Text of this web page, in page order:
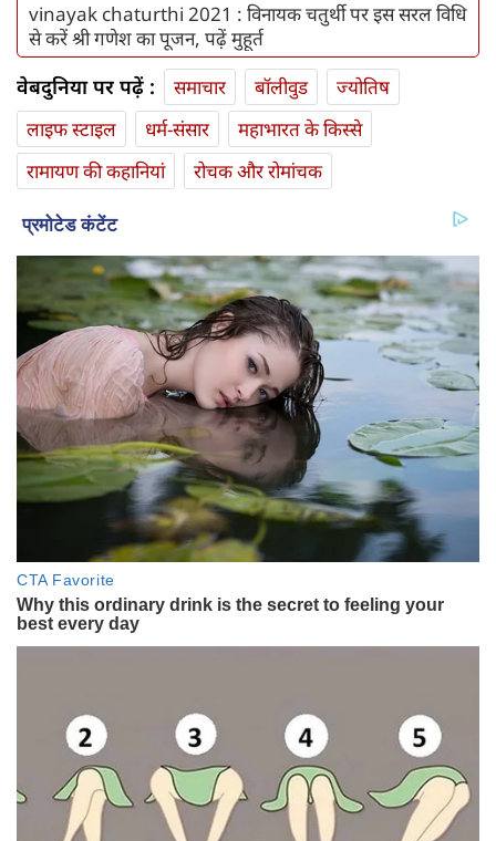
vinayak chaturthi 2021 : विनायक चतुर्थी पर इस सरल विधि
से करें श्री गणेश का पूजन, पढ़ें मुहूर्त
वेबदुनिया पर पढ़ें : समाचार बॉलीवुड
ज्योतिष
लाइफ स्‍टाइल
धर्म-संसार
महाभारत के किस्से
रामायण की कहानियां
रोचक और रोमांचक